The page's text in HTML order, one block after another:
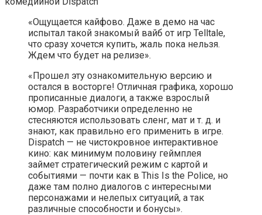
«Ощущается кайфово. Даже в демо на час
испытал такой знакомый вайб от игр Telltale,
что сразу хочется купить, жаль пока нельзя.
Ждем что будет на релизе».
«Прошел эту ознакомительную версию и
остался в восторге! Отличная графика, хорошо
прописанные диалоги, а также взрослый
юмор. Разработчики определенно не
стесняются использовать сленг, мат и т. д. и
знают, как правильно его применить в игре.
Dispatch — не чистокровное интерактивное
кино: как минимум половину геймплея
займет стратегический режим с картой и
событиями — почти как в This Is the Police, но
даже там полно диалогов с интересными
персонажами и нелепых ситуаций, а так
различные способности и бонусы».